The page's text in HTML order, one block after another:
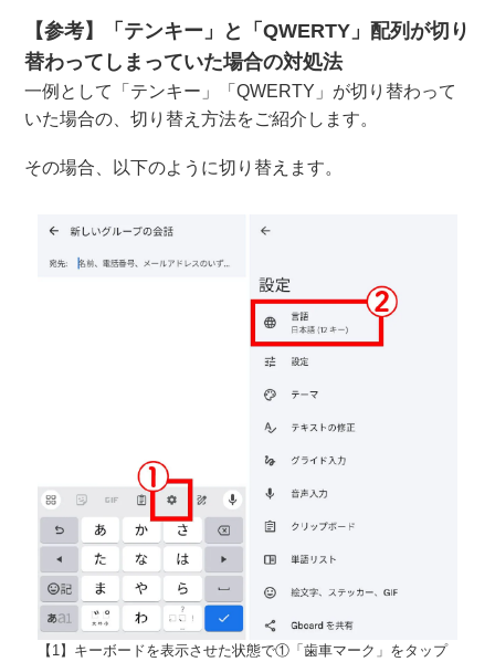
【参考】「テンキー」と「QWERTY」配列が切り
替わってしまっていた場合の対処法
一例として「テンキー」「QWERTY」が切り替わって
いた場合の、切り替え方法をご紹介します。
その場合、以下のように切り替えます。
【1】キーボードを表示させた状態で①「歯車マーク」をタップ